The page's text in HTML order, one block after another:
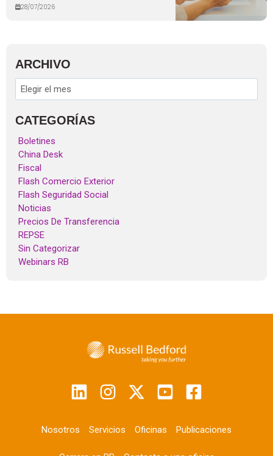
28/07/2026
ARCHIVO
CATEGORÍAS
Boletines
China Desk
Fiscal
Flash Comercio Exterior
Flash Seguridad Social
Noticias
Precios De Transferencia
REPSE
Sin Categorizar
Webinars RB
Nosotros Servicios Oficinas Publicaciones